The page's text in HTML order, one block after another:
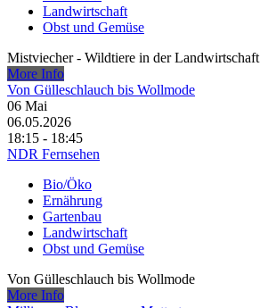
Landwirtschaft
Obst und Gemüse
Mistviecher - Wildtiere in der Landwirtschaft
More Info
Von Gülleschlauch bis Wollmode
06 Mai
06.05.2026
18:15 - 18:45
NDR Fernsehen
Bio/Öko
Ernährung
Gartenbau
Landwirtschaft
Obst und Gemüse
Von Gülleschlauch bis Wollmode
More Info